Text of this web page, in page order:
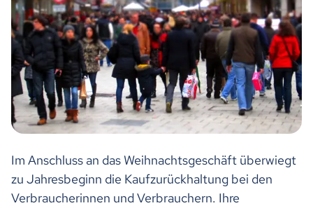
Im Anschluss an das Weihnachtsgeschäft überwiegt
zu Jahresbeginn die Kaufzurückhaltung bei den
Verbraucherinnen und Verbrauchern. Ihre